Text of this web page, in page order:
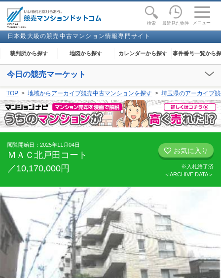
検索 最近見た物件 メニュー
日本最大級の競売中古マンション情報専門サイト
裁判所から探す 地図から探す カレンダーから探す 事件番号一覧から
toggle
今日の競売マーケット
閲覧開始：下妻、足利、大田原、奈良、和歌山、金沢、能代、高知
TOP 地域からアーカイブ競売中古マンションを探す 埼玉県のアーカイブ
閲覧開始日：2025年11月04日
ＭＡＣ北戸田コート
／10,170,000円
お気に入り
※入札終了済
＜ARCHIVE DATA＞